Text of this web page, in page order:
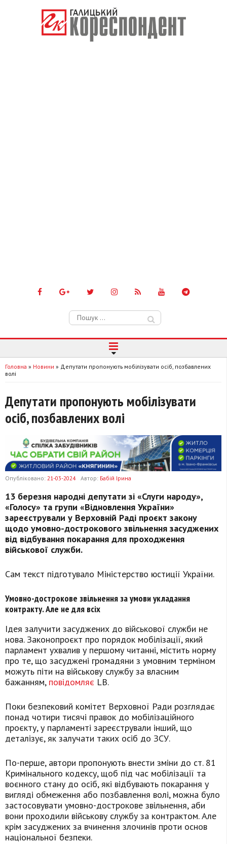
Пошук:
Головна » Новини » Депутати пропонують мобілізувати осіб, позбавлених
волі
Депутати пропонують мобілізувати
осіб, позбавлених волі
Опубліковано: 21-03-2024 Автор: Бабій Ірина
13 березня народні депутати зі «Слуги народу»,
«Голосу» та групи «Відновлення України»
зареєстрували у Верховній Раді проєкт закону
щодо умовно-дострокового звільнення засуджених
від відбування покарання для проходження
військової служби.
Сам текст підготувало Міністерство юстиції України.
Умовно-дострокове звільнення за умови укладання
контракту. Але не для всіх
Ідея залучити засуджених до військової служби не
нова. Законопроєкт про порядок мобілізації, який
парламент ухвалив у першому читанні, містить норму
про те, що засуджені громадяни з умовним терміном
можуть піти на військову службу за власним
бажанням, повідомляє LB.
Поки безпековий комітет Верховної Ради розглядає
понад чотири тисячі правок до мобілізаційного
проєкту, у парламенті зареєстрували інший, що
деталізує, як залучати таких осіб до ЗСУ.
По-перше, автори пропонують внести зміни до ст. 81
Кримінального кодексу, щоб під час мобілізації та
воєнного стану до осіб, які відбувають покарання у
вигляді обмеження або позбавлення волі, можна було
застосовувати умовно-дострокове звільнення, аби
вони проходили військову службу за контрактом. Але
крім засуджених за вчинення злочинів проти основ
національної безпеки.